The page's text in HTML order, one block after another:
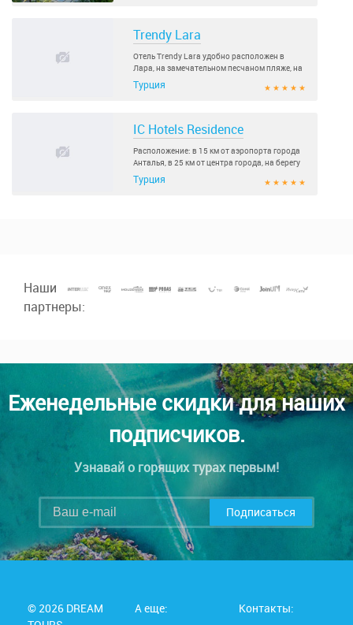
Trendy Lara
Отель Trendy Lara удобно расположен в
Лара, на замечательном песчаном пляже, на
берегу реки, впадающей в море, в окружении
зеленой растительности, в 25 км езды от
пляж, награжденный Голубым флагом..
Турция ★ ★ ★ ★ ★
IC Hotels Residence
Расположение: в 15 км от аэропорта города
Анталья, в 25 км от центра города, на берегу
моря..
Турция ★ ★ ★ ★ ★
Наши
партнеры:
Еженедельные скидки для наших
подписчиков.
Узнавай о горящих турах первым!
Подписаться
© 2026 DREAM
А еще: Контакты: